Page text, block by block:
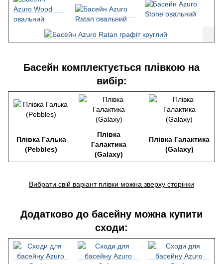
Басейн комплектується плівкою на
вибір:
Плівка Галька
(Pebbles)
Плівка
Галактика
(Galaxy)
Плівка Галактика
(Galaxy)
Вибрати свій варіант плівки можна зверху сторінки
Додатково до басейну можна купити
сходи: